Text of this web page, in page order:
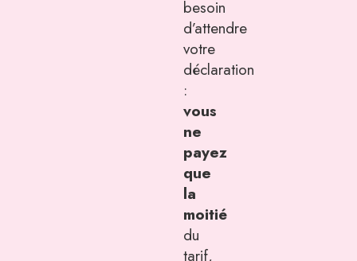
besoin
d’attendre
votre
déclaration
:
vous
ne
payez
que
la
moitié
du
tarif,